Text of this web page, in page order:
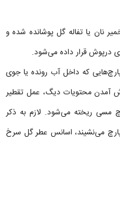
نان یا تفاله گل پوشانده شده و
درپوش قرار داده می‌شود.
که داخل آب رونده یا جوی
آمدن محتویات دیگ، عمل تقطیر
مسی ریخته می‌شود. لازم به ذکر
می‌نشیند، اسانس عطر گل سرخ